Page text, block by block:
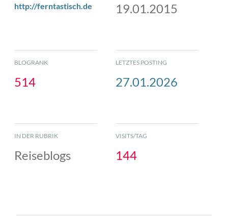
http://ferntastisch.de 19.01.2015
BLOGRANK
514
LETZTES POSTING
27.01.2026
IN DER RUBRIK
Reiseblogs
VISITS/TAG
144